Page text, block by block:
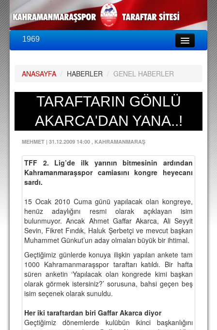
1969
PUAN DURUMU
FİKSTÜR
A TAKIM KADROSU
TEKNİK KADRO
TRANSFERLER
TARAFTAR
BİLETLER
DEPLASMAN
LİSANSLI ÜRÜNLER
MULTİMEDYA
FOTOĞRAF & VİDEOLAR
MARŞ & TEZAHÜRATLAR
KULÜP
ANASAYFA / HABERLER / GENEL HABERLER
TARAFTARIN GÖNLÜ
AKARCA'DAN YANA..!
MEHMET | 31.12.2009 14:00 , KAHRAMANMARAŞ
TFF 2. Lig’de ilk yarının bitmesinin ardından
Kahramanmaraşspor camiasını kongre heyecanı
sardı.
15 Ocak 2010 Cuma günü yapılacak olan kongreye,
henüz adaylığını resmi olarak açıklayan isim
bulunmuyor. Ancak Ahmet Gaffar Akarca, Ali Seyyit
Sevin, Fikret Fındık, Haluk Şerbetçi ve mevcut başkan
Muhammet Günkut’un aday olmaları büyük bir ihtimal.
Geçtiğimiz günlerde konuya ilişkin yapılan ankete tam
1000 Kahramanmaraşspor taraftarı katıldı. Bir hafta
süren anketin ‘Yapılacak olan kongrede kimi başkan
olarak görmek istersiniz?’ sorusuna, bahsi geçen beş
isim seçenek olarak sunuldu.
Her iki taraftardan biri Gaffar Akarca diyor
Geçtiğimiz dönemlerde kulübün ikinci başkanlığını